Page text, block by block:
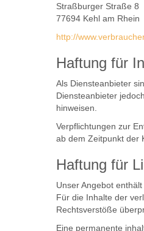
Straßburger Straße 8
77694 Kehl am Rhein
http://
Haftung für
Als Diensteanbieter
Diensteanbieter
hinweisen.
Verpflichtungen zur
ab dem Zeitpunkt der
Haftung für
Unser Angebot
Für die Inhalte der
Rechtsverstöße
Eine permanente